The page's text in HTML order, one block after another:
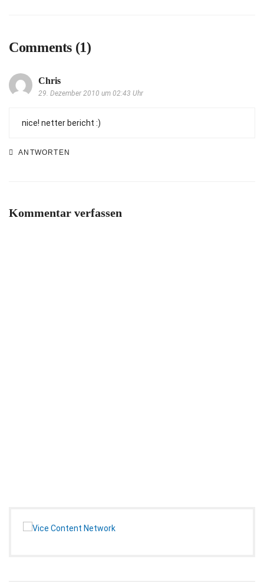
Comments (1)
Chris
29. Dezember 2010 um 02:43 Uhr
nice! netter bericht :)
ANTWORTEN
Kommentar verfassen